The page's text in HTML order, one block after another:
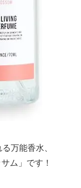
万能香水、
ム」です！